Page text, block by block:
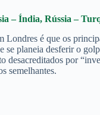
– Índia, Rússia –
Londres é que os
se planeia desferir o
por
semelhantes.